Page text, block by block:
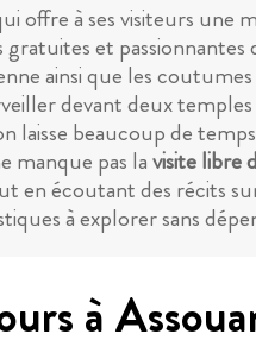
offre à ses visiteurs
et passionnantes
ainsi que les
devant deux
laisse beaucoup de
manque pas lavisite libre
écoutant des récits
à explorer sans
à